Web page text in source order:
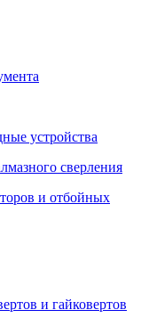
устройства
сверления
и отбойных
и гайковертов